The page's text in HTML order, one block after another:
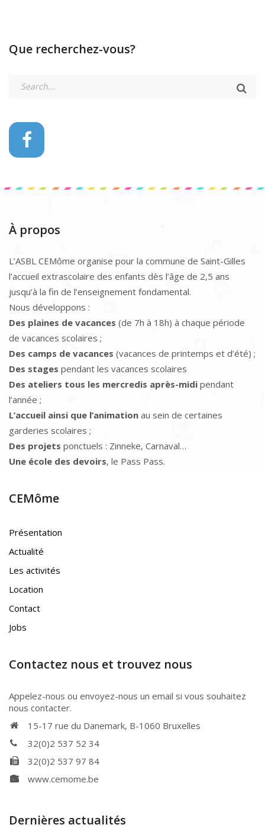
Que recherchez-vous?
À propos
L’ASBL CEMôme organise pour la commune de Saint-Gilles
l’accueil extrascolaire des enfants dès l’âge de 2,5 ans
jusqu’à la fin de l’enseignement fondamental.
Nous développons :
Des plaines de vacances (de 7h à 18h) à chaque période
de vacances scolaires ;
Des camps de vacances (vacances de printemps et d’été) ;
Des stages pendant les vacances scolaires
Des ateliers tous les mercredis après-midi pendant
l’année ;
L’accueil ainsi que l’animation au sein de certaines
garderies scolaires ;
Des projets ponctuels : Zinneke, Carnaval…
Une école des devoirs, le Pass Pass.
CEMôme
Présentation
Actualité
Les activités
Location
Contact
Jobs
Contactez nous et trouvez nous
Appelez-nous ou envoyez-nous un email si vous souhaitez
nous contacter.
15-17 rue du Danemark, B-1060 Bruxelles
32(0)2 537 52 34
32(0)2 537 97 84
www.cemome.be
Dernières actualités